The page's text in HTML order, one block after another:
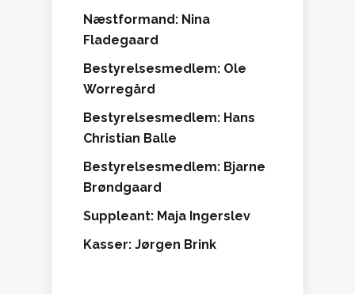
Næstformand: Nina
Fladegaard
Bestyrelsesmedlem: Ole
Worregård
Bestyrelsesmedlem: Hans
Christian Balle
Bestyrelsesmedlem: Bjarne
Brøndgaard
Suppleant: Maja Ingerslev
Kasser: Jørgen Brink